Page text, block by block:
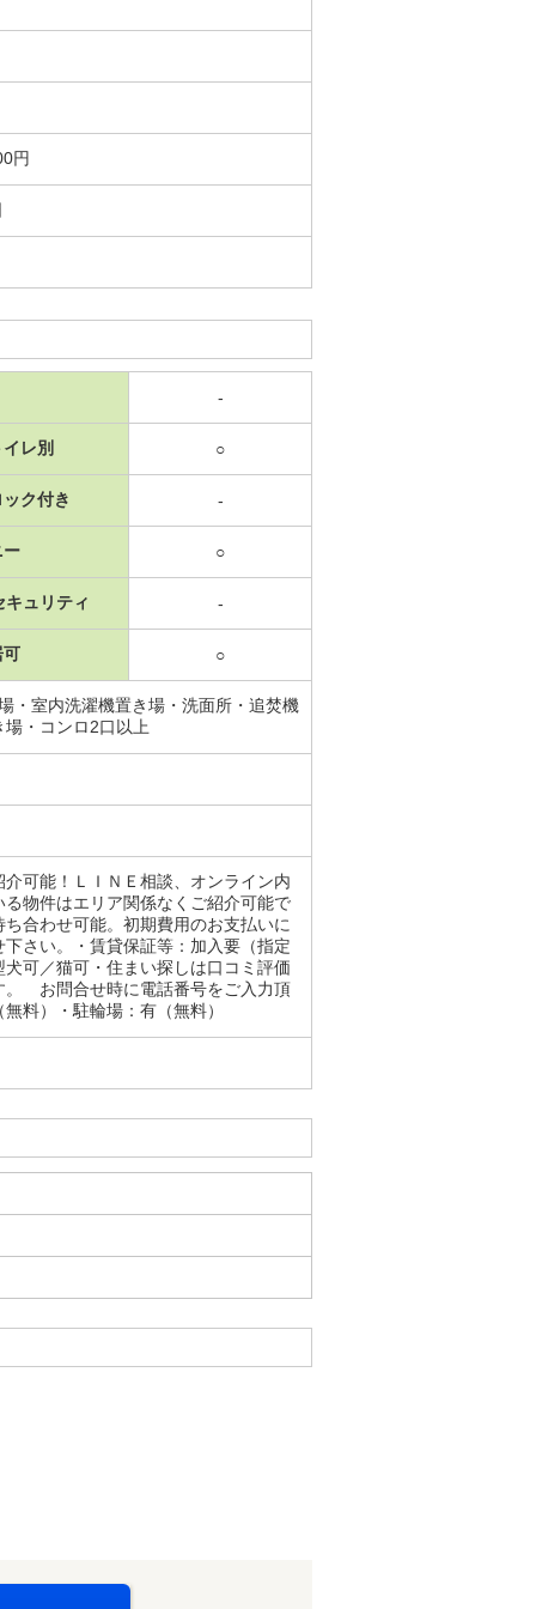
円
-
レ別 ○
ク付き -
ー ○
キュリティ -
可 ○
・室内洗濯機置き場・洗面所・追焚機
・コンロ2口以上
可能！ＬＩＮＥ相談、オンライン内
物件はエリア関係なくご紹介可能で
合わせ可能。初期費用のお支払いに
さい。・賃貸保証等：加入要（指定
可／猫可・住まい探しは口コミ評価
。 お問合せ時に電話番号をご入力頂
料）・駐輪場：有（無料）